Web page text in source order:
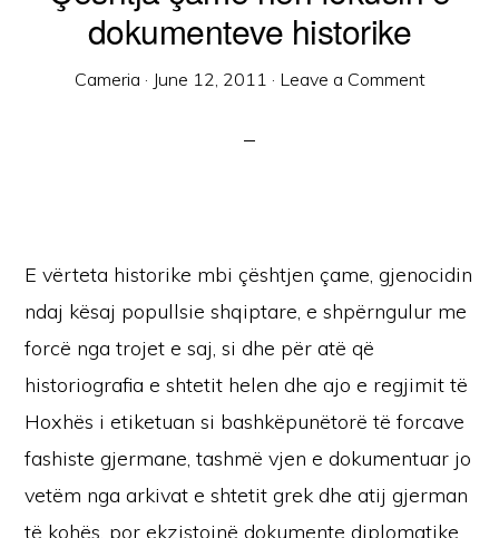
dokumenteve historike
Cameria · June 12, 2011 · Leave a Comment
E vërteta historike mbi çështjen çame, gjenocidin
ndaj kësaj popullsie shqiptare, e shpërngulur me
forcë nga trojet e saj, si dhe për atë që
historiografia e shtetit helen dhe ajo e regjimit të
Hoxhës i etiketuan si bashkëpunëtorë të forcave
fashiste gjermane, tashmë vjen e dokumentuar jo
vetëm nga arkivat e shtetit grek dhe atij gjerman
të kohës, por ekzistojnë dokumente diplomatike